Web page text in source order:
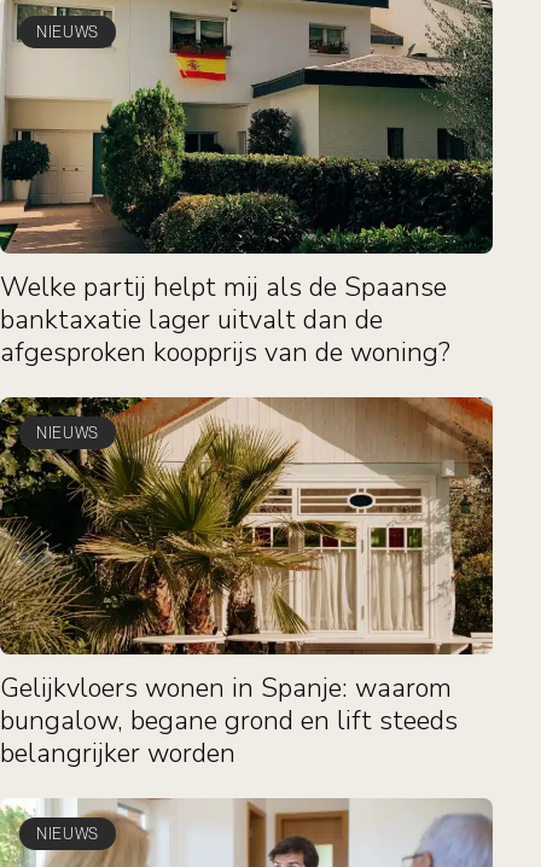
NIEUWS
Welke partij helpt mij als de Spaanse
banktaxatie lager uitvalt dan de
afgesproken koopprijs van de woning?
NIEUWS
Gelijkvloers wonen in Spanje: waarom
bungalow, begane grond en lift steeds
belangrijker worden
NIEUWS